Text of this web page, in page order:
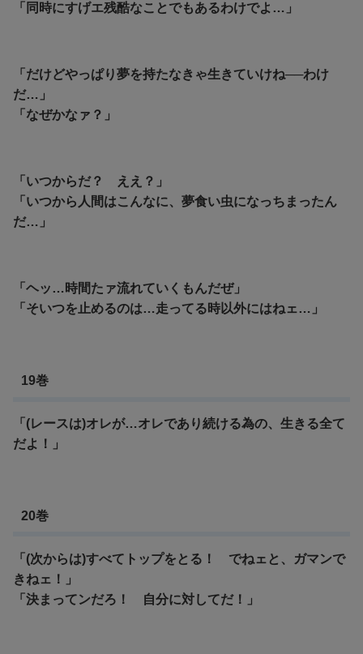
「同時にすげエ残酷なことでもあるわけでよ…」
「だけどやっぱり夢を持たなきゃ生きていけね──わけ
だ…」
「なぜかなァ？」
「いつからだ？ ええ？」
「いつから人間はこんなに、夢食い虫になっちまったん
だ…」
「ヘッ…時間たァ流れていくもんだぜ」
「そいつを止めるのは…走ってる時以外にはねェ…」
19巻
「(レースは)オレが…オレであり続ける為の、生きる全て
だよ！」
20巻
「(次からは)すべてトップをとる！ でねェと、ガマンで
きねェ！」
「決まってンだろ！ 自分に対してだ！」